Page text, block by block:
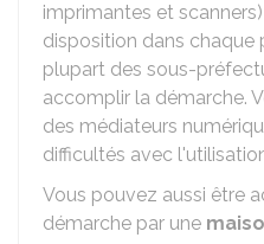
imprimantes et
disposition dans chaque
plupart des sous-
accomplir la démarche.
des médiateurs
difficultés avec
Vous pouvez aussi être
démarche par une